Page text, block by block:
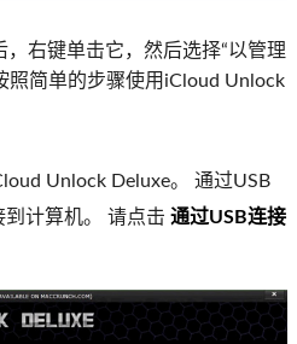
，右键单击它，然后选择“以管理
照简单的步骤使用iCloud Unlock
Unlock Deluxe。 通过USB
到计算机。 请点击 通过USB连接